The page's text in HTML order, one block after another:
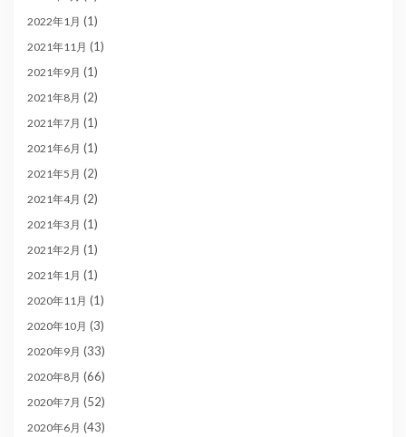
2022年1月 (1)
2021年11月 (1)
2021年9月 (1)
2021年8月 (2)
2021年7月 (1)
2021年6月 (1)
2021年5月 (2)
2021年4月 (2)
2021年3月 (1)
2021年2月 (1)
2021年1月 (1)
2020年11月 (1)
2020年10月 (3)
2020年9月 (33)
2020年8月 (66)
2020年7月 (52)
2020年6月 (43)